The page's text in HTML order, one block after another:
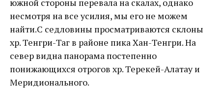
южной стороны перевала на скалах, однако
несмотря на все усилия, мы его не можем
найти.С седловины просматриваются склоны
хр. Тенгри-Таг в районе пика Хан-Тенг­ри. На
север видна панорама постепенно
понижающихся отрогов хр. Терекей-Алатау и
Меридионального.